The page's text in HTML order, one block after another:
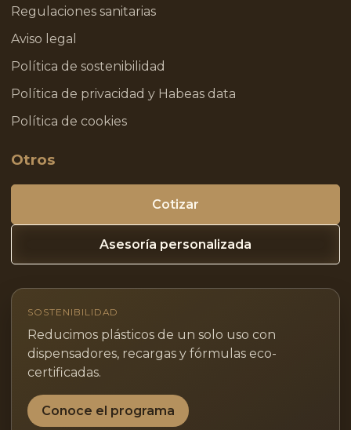
Regulaciones sanitarias
Aviso legal
Política de sostenibilidad
Política de privacidad y Habeas data
Política de cookies
Otros
Cotizar
Asesoría personalizada
SOSTENIBILIDAD
Reducimos plásticos de un solo uso con
dispensadores, recargas y fórmulas eco-
certificadas.
Conoce el programa